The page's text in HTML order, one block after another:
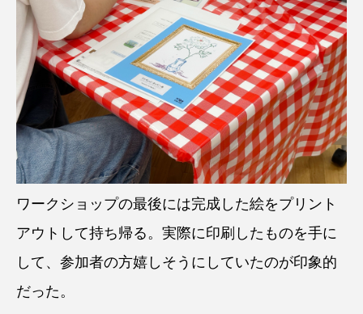
ワークショップの最後には完成した絵をプリント
アウトして持ち帰る。実際に印刷したものを手に
して、参加者の方嬉しそうにしていたのが印象的
だった。